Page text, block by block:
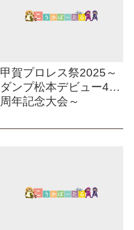
甲賀プロレス祭2025～
ダンプ松本デビュー40
周年記念大会～